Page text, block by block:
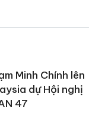
Minh Chính lên
dự Hội nghị
47